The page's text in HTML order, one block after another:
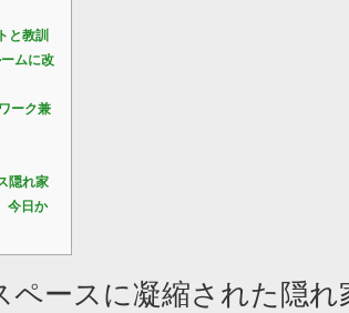
と教訓
ムに改
ーク兼
隠れ家
今日か
ースに凝縮された隠れ